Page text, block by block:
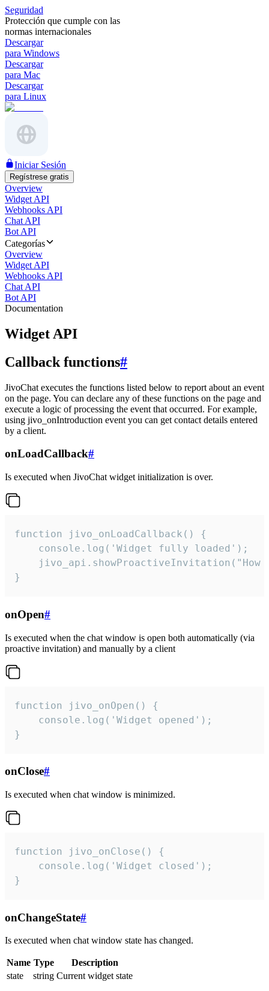
Seguridad
Protección que cumple con las
normas internacionales
Descargar
para Windows
Descargar
para Mac
Descargar
para Linux
Iniciar Sesión
Regístrese gratis
Overview
Widget API
Webhooks API
Chat API
Bot API
Categorías
Overview
Widget API
Webhooks API
Chat API
Bot API
Documentation
Widget API
Callback functions#
JivoChat executes the functions listed below to report about an event
on the page. You can declare any of these functions on the page and
execute a logic of processing the event that occurred. For example,
using jivo_onIntroduction event you can get contact details entered
by a client.
onLoadCallback#
Is executed when JivoChat widget initialization is over.
function jivo_onLoadCallback() {
    console.log('Widget fully loaded');
jivo_api.showProactiveInvitation("How
}
onOpen#
Is executed when the chat window is open both automatically (via
proactive invitation) and manually by a client
function jivo_onOpen() {
    console.log('Widget opened');
}
onClose#
Is executed when chat window is minimized.
function jivo_onClose() {
    console.log('Widget closed');
}
onChangeState#
Is executed when chat window state has changed.
Name Type
Description
state
string Current widget state